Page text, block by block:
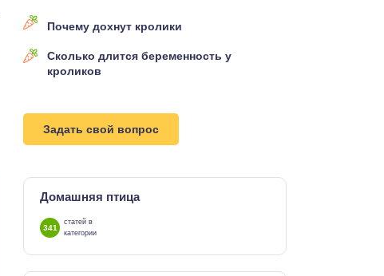
Почему дохнут кролики
Сколько длится беременность у
кроликов
Задать свой вопрос
Домашняя птица
341
статей в
категории